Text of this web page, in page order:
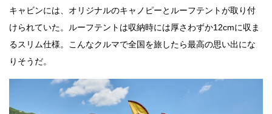
キャビンには、オリジナルのキャノピーとルーフテントが取り付
けられていた。ルーフテントは収納時には厚さわずか12cmに収ま
るスリム仕様。こんなクルマで全国を旅したら最高の思い出にな
りそうだ。